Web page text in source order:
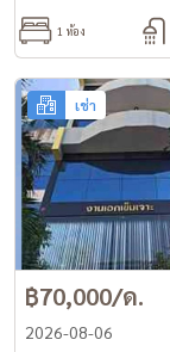
1 ห้อง
เช่า
฿70,000/ด.
2026-08-06